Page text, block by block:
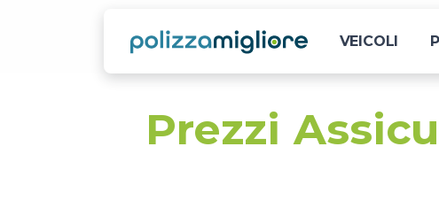
VEICOLI
Prezzi